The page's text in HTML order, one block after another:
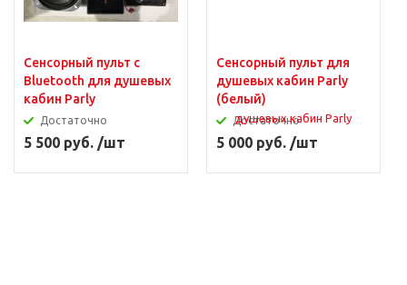
Сенсорный пульт с
Bluetooth для душевых
кабин Parly
Достаточно
5 500 руб. /шт
Сенсорный пульт для
душевых кабин Parly
(белый)
Достаточно
5 000 руб. /шт